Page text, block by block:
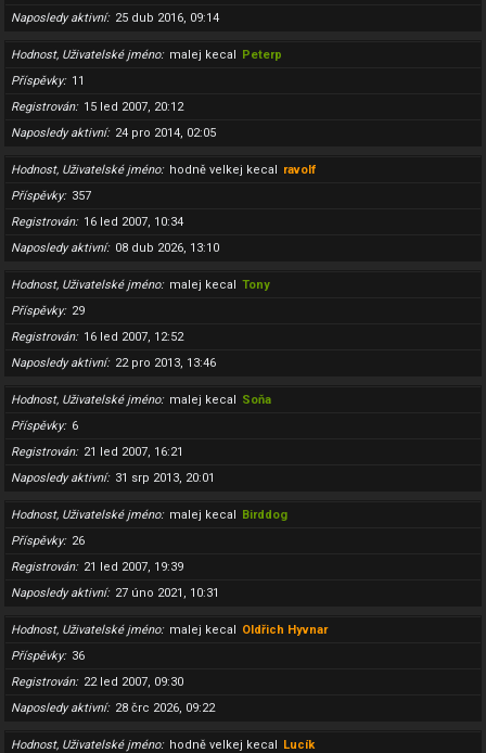
Naposledy aktivní
25 dub 2016, 09:14
Hodnost, Uživatelské jméno malej kecal Peterp
Příspěvky
11
Registrován
15 led 2007, 20:12
Naposledy aktivní
24 pro 2014, 02:05
Hodnost, Uživatelské jméno hodně velkej kecal ravolf
Příspěvky
357
Registrován
16 led 2007, 10:34
Naposledy aktivní
08 dub 2026, 13:10
Hodnost, Uživatelské jméno malej kecal Tony
Příspěvky
29
Registrován
16 led 2007, 12:52
Naposledy aktivní
22 pro 2013, 13:46
Hodnost, Uživatelské jméno malej kecal Soňa
Příspěvky
6
Registrován
21 led 2007, 16:21
Naposledy aktivní
31 srp 2013, 20:01
Hodnost, Uživatelské jméno malej kecal Birddog
Příspěvky
26
Registrován
21 led 2007, 19:39
Naposledy aktivní
27 úno 2021, 10:31
Hodnost, Uživatelské jméno malej kecal Oldřich Hyvnar
Příspěvky
36
Registrován
22 led 2007, 09:30
Naposledy aktivní
28 črc 2026, 09:22
Hodnost, Uživatelské jméno hodně velkej kecal Lucík